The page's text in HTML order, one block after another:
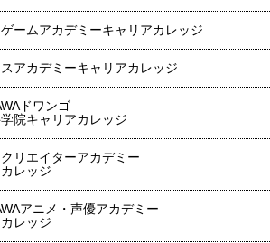
ームアカデミーキャリアカレッジ
アカデミーキャリアカレッジ
ドワンゴ
院キャリアカレッジ
リエイターアカデミー
レッジ
アニメ・声優アカデミー
レッジ